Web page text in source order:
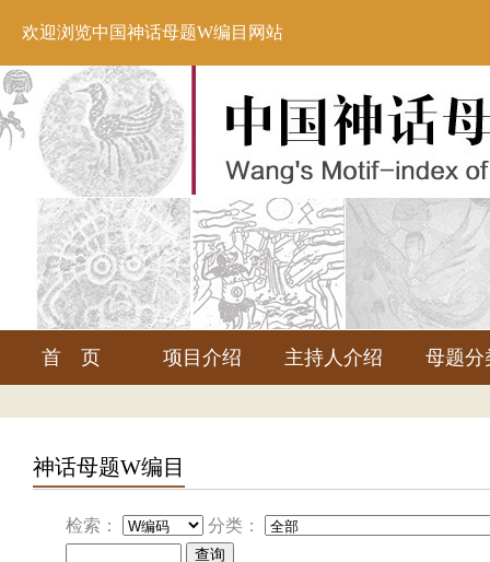
欢迎浏览中国神话母题W编目网站
首 页 项目介绍 主持人介绍 母题分
神话母题W编目
检索： 分类：